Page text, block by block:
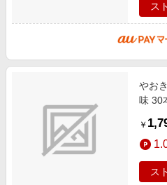
ス
やお
味 30
￥
ス